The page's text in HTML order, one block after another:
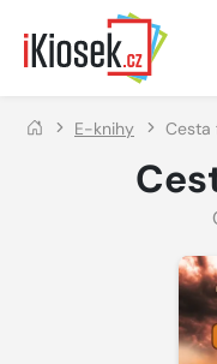
Přejít na hlavní obsah
E-knihy Cesta